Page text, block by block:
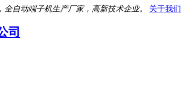
自动端子机生产厂家，高新技术企业。 关于我们